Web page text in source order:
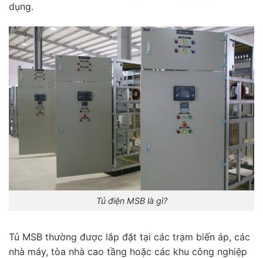
dụng.
Tủ điện MSB là gì?
Tủ MSB thường được lắp đặt tại các trạm biến áp, các
nhà máy, tòa nhà cao tầng hoặc các khu công nghiệp